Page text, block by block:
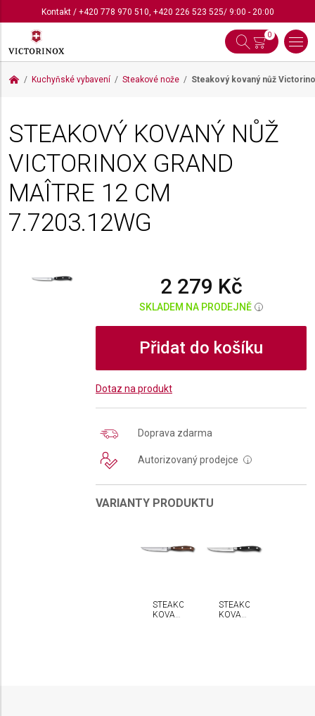
Kontakt/ +420 778 970 510, +420 226 523 525/ 9:00 - 20:00
0
Kuchyňské vybavení Steakové nože Steakový kovaný nůž
STEAKOVÝ KOVANÝ NŮŽ
VICTORINOX GRAND
MAÎTRE 12 CM
7.7203.12WG
2 279 Kč
SKLADEM NA PRODEJNĚ i
Přidat do košíku
Dotaz na produkt
Doprava zdarma
Autorizovaný prodejce i
VARIANTY PRODUKTU
STEAKOVÝ
KOVANÝ
STEAKOVÝ
KOVANÝ